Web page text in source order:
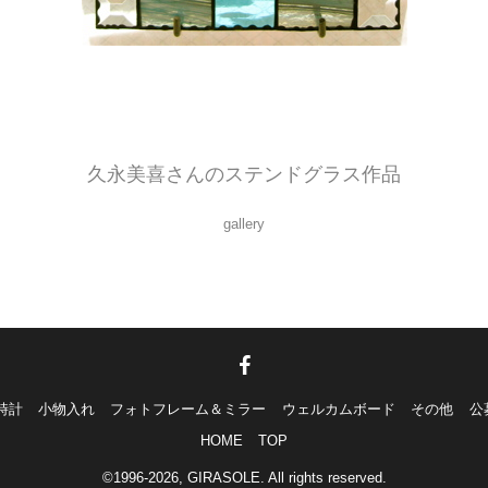
久永美喜さんのステンドグラス作品
gallery
計 小物入れ フォトフレーム＆ミラー ウェルカムボード その他
公
HOME
TOP
©1996-2026, GIRASOLE. All rights reserved.